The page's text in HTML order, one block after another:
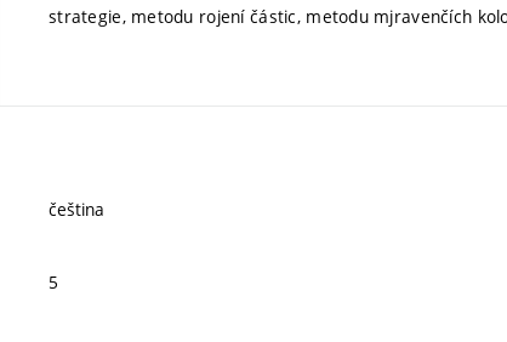
strategie, metodu rojení částic, metodu mjravenčích
čeština
5